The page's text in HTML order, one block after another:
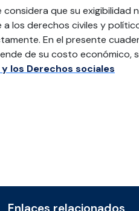
que su exigibilidad
los derechos civiles y
En el presente
de su costo económico,
los Derechos sociales